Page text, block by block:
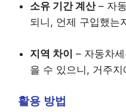
소유 기간 계산– 자
되니, 언제 구입했는
지역 차이 – 자동차
을 수 있으니, 거주
활용 방법